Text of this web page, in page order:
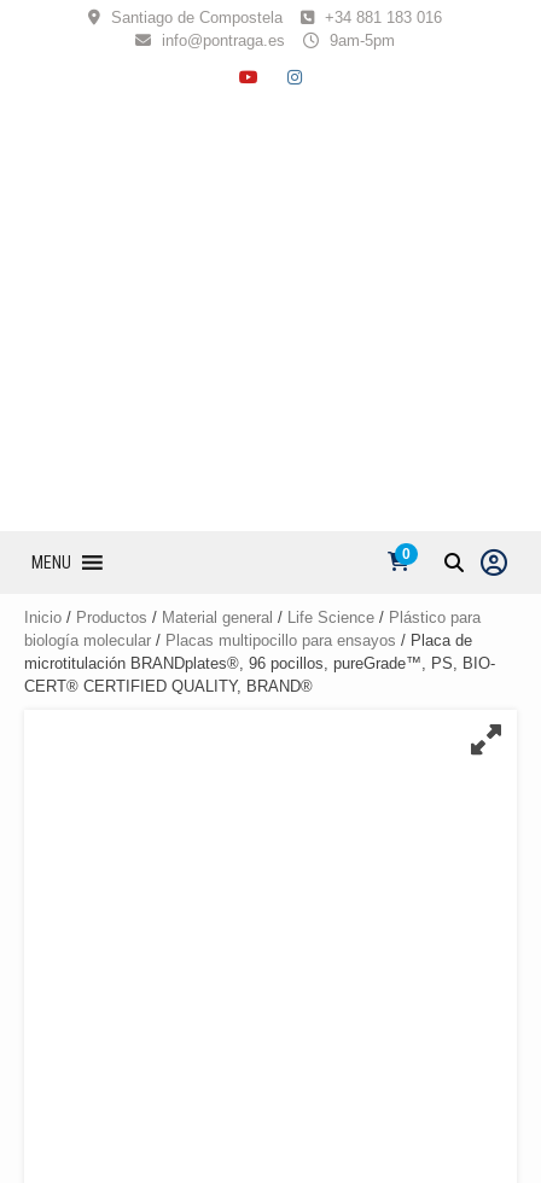
Santiago de Compostela
+34 881 183 016
info@pontraga.es
9am-5pm
YOUTUBE
INSTAGRAM
MENU 0
Inicio / Productos / Material general / Life Science / Plástico para
biología molecular / Placas multipocillo para ensayos / Placa de
microtitulación BRANDplates®, 96 pocillos, pureGrade™, PS, BIO-
CERT® CERTIFIED QUALITY, BRAND®